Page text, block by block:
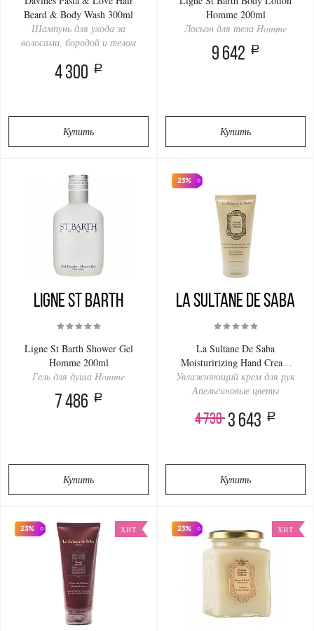
Beard & Body Wash 300ml
Шампунь для ухода за
волосами, бородой и телом
4 300 a
Купить
Homme 200ml
Лосьон для тела Homme
9 642 a
Купить
Ligne St Barth
Ligne St Barth Shower Gel
Homme 200ml
Гель для душа Homme
7 486 a
Купить
23%
La Sultanе De Saba
La Sultane De Saba
Moisturirizing Hand Cream
Orange Blossom 50ml
Увлажняющий крем для рук
Апельсиновые цветы
4 730 3 643 a
Купить
23% ХИТ 23% ХИТ